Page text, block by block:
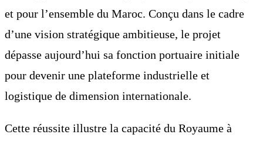
et pour l’ensemble du Maroc. Conçu dans le cadre
d’une vision stratégique ambitieuse, le projet
dépasse aujourd’hui sa fonction portuaire initiale
pour devenir une plateforme industrielle et
logistique de dimension internationale.
Cette réussite illustre la capacité du Royaume à